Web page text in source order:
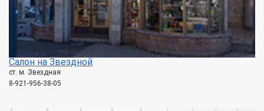
Салон на Звездной
ст. м. Звездная
8-921-956-38-05